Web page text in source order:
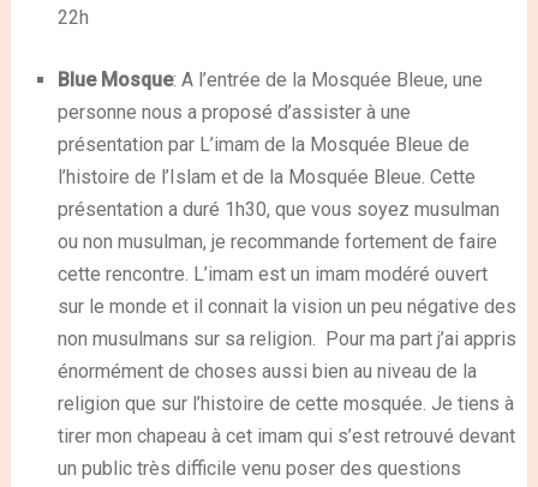
22h
Blue Mosque: A l’entrée de la Mosquée Bleue, une
personne nous a proposé d’assister à une
présentation par L’imam de la Mosquée Bleue de
l’histoire de l’Islam et de la Mosquée Bleue. Cette
présentation a duré 1h30, que vous soyez musulman
ou non musulman, je recommande fortement de faire
cette rencontre. L’imam est un imam modéré ouvert
sur le monde et il connait la vision un peu négative des
non musulmans sur sa religion. Pour ma part j’ai appris
énormément de choses aussi bien au niveau de la
religion que sur l’histoire de cette mosquée. Je tiens à
tirer mon chapeau à cet imam qui s’est retrouvé devant
un public très difficile venu poser des questions